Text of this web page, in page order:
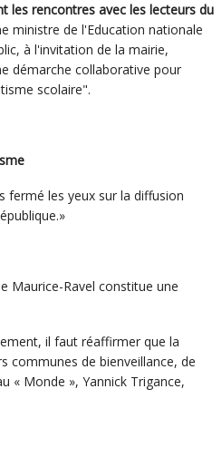
les rencontres avec les lecteurs du
ministre de l'Education nationale
à l'invitation de la mairie,
démarche collaborative pour
scolaire".
fermé les yeux sur la diffusion
Maurice-Ravel constitue une
il faut réaffirmer que la
communes de bienveillance, de
« Monde », Yannick Trigance,